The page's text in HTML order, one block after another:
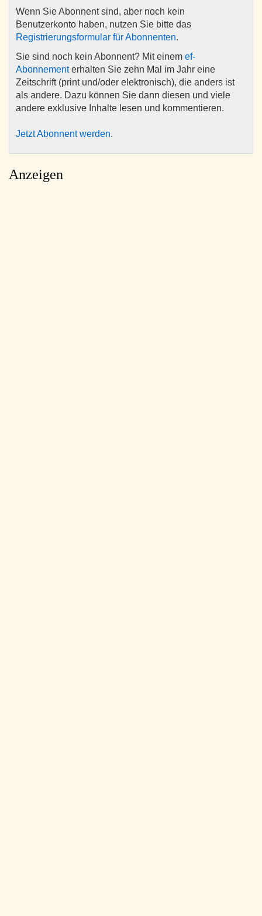
Wenn Sie Abonnent sind, aber noch kein
Benutzerkonto haben, nutzen Sie bitte das
Registrierungsformular für Abonnenten.
Sie sind noch kein Abonnent? Mit einem ef-
Abonnementerhalten Sie zehn Mal im Jahr eine
Zeitschrift (print und/oder elektronisch), die anders ist
als andere. Dazu können Sie dann diesen und viele
andere exklusive Inhalte lesen und kommentieren.
Jetzt Abonnent werden.
Anzeigen